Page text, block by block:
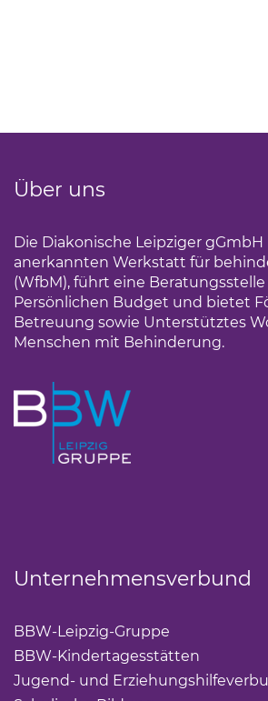
Über uns
Die Diakonische Leipziger gGmbH
anerkannten Werkstatt für
(WfbM), führt eine
Persönlichen Budget und bietet
Betreuung sowie Unterstütztes
Menschen mit Behinderung.
Unternehmensverbund
BBW-Leipzig-Gruppe
BBW-Kindertagesstätten
Jugend- und